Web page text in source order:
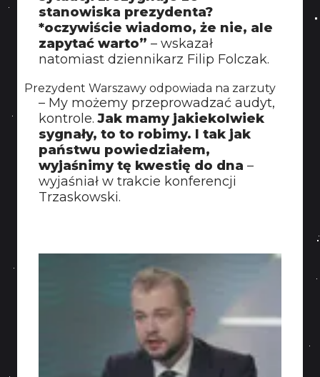
stanowiska prezydenta?
*oczywiście wiadomo, że nie, ale
zapytać warto” – wskazał
natomiast dziennikarz Filip Folczak.
Prezydent Warszawy odpowiada na zarzuty
– My możemy przeprowadzać audyt,
kontrole.Jak mamy jakiekolwiek
sygnały, to to robimy. I tak jak
państwu powiedziałem,
wyjaśnimy tę kwestię do dna –
wyjaśniał w trakcie konferencji
Trzaskowski.